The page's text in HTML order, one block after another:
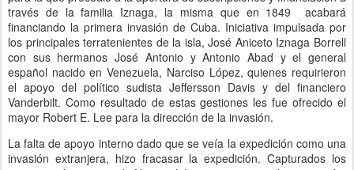
través de la familia Iznaga, la misma que en 1849 acabará
financiando la primera invasión de Cuba. Iniciativa impulsada por
los principales terratenientes de la isla, José Aniceto Iznaga Borrell
con sus hermanos José Antonio y Antonio Abad y el general
español nacido en Venezuela, Narciso López, quienes requirieron
el apoyo del político sudista Jeffersson Davis y del financiero
Vanderbilt. Como resultado de estas gestiones les fue ofrecido el
mayor Robert E. Lee para la dirección de la invasión.
La falta de apoyo interno dado que se veía la expedición como una
invasión extranjera, hizo fracasar la expedición. Capturados los